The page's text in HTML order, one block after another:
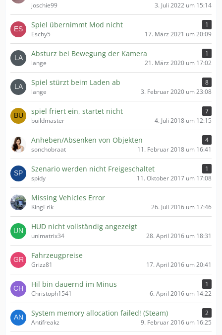
joschie99 3. Juli 2022 um 15:14
Spiel übernimmt Mod nicht
1
Eschy5
17. März 2021 um 20:09
Absturz bei Bewegung der Kamera
1
lange
21. März 2020 um 17:02
Spiel stürzt beim Laden ab
8
lange
3. Februar 2020 um 23:08
spiel friert ein, startet nicht
7
buildmaster
4. Juli 2018 um 12:15
Anheben/Absenken von Objekten
4
sonchobraat
11. Februar 2018 um 16:41
Szenario werden nicht Freigeschaltet
1
spidy
11. Oktober 2017 um 17:08
Missing Vehicles Error
KingErik 26. Juli 2016 um 17:46
HUD nicht vollständig angezeigt
unimatrix34 28. April 2016 um 18:31
Fahrzeugpreise
Grizz81 17. April 2016 um 20:41
Hil bin dauernd im Minus
1
Christoph1541
6. April 2016 um 14:22
System memory allocation failed! (Steam)
2
Antifreakz
9. Februar 2016 um 16:25